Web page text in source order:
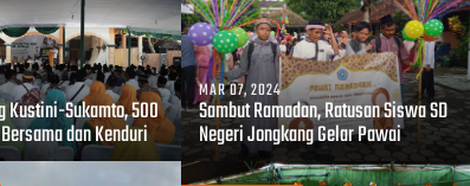
Kustini-Sukamto, 500
dan Kenduri
MAR 07, 2024
Sambut Ramadan, Ratusan Siswa SD
Negeri Jongkang Gelar Pawai